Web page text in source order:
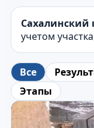
Сахалинский
учетом
Все
Этапы